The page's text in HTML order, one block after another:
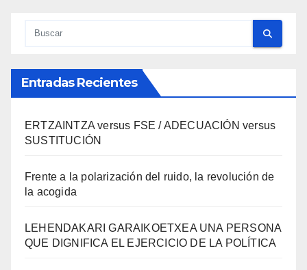
Entradas Recientes
ERTZAINTZA versus FSE / ADECUACIÓN versus
SUSTITUCIÓN
Frente a la polarización del ruido, la revolución de
la acogida
LEHENDAKARI GARAIKOETXEA UNA PERSONA
QUE DIGNIFICA EL EJERCICIO DE LA POLÍTICA